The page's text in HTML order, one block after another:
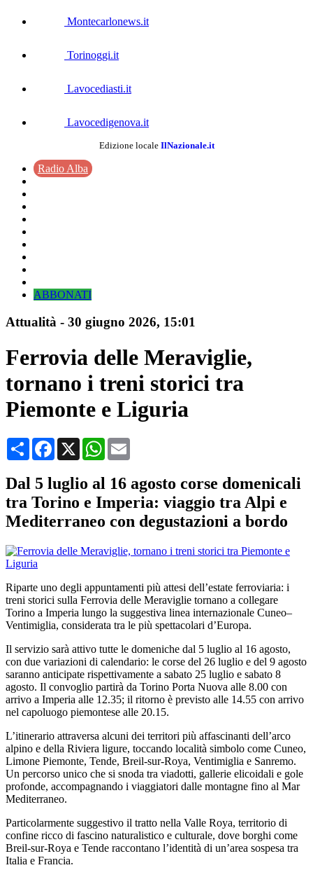
Montecarlonews.it
Torinoggi.it
Lavocediasti.it
Lavocedigenova.it
Edizione locale IlNazionale.it
Radio Alba
ABBONATI
Attualità - 30 giugno 2026, 15:01
Ferrovia delle Meraviglie,
tornano i treni storici tra
Piemonte e Liguria
CondividiFacebook
X WhatsApp
Dal 5 luglio al 16 agosto corse domenicali
tra Torino e Imperia: viaggio tra Alpi e
Mediterraneo con degustazioni a bordo
Riparte uno degli appuntamenti più attesi dell’estate ferroviaria: i
treni storici sulla Ferrovia delle Meraviglie tornano a collegare
Torino a Imperia lungo la suggestiva linea internazionale Cuneo–
Ventimiglia, considerata tra le più spettacolari d’Europa.
Il servizio sarà attivo tutte le domeniche dal 5 luglio al 16 agosto,
con due variazioni di calendario: le corse del 26 luglio e del 9 agosto
saranno anticipate rispettivamente a sabato 25 luglio e sabato 8
agosto. Il convoglio partirà da Torino Porta Nuova alle 8.00 con
arrivo a Imperia alle 12.35; il ritorno è previsto alle 14.55 con arrivo
nel capoluogo piemontese alle 20.15.
L’itinerario attraversa alcuni dei territori più affascinanti dell’arco
alpino e della Riviera ligure, toccando località simbolo come Cuneo,
Limone Piemonte, Tende, Breil-sur-Roya, Ventimiglia e Sanremo.
Un percorso unico che si snoda tra viadotti, gallerie elicoidali e gole
profonde, accompagnando i viaggiatori dalle montagne fino al Mar
Mediterraneo.
Particolarmente suggestivo il tratto nella Valle Roya, territorio di
confine ricco di fascino naturalistico e culturale, dove borghi come
Breil-sur-Roya e Tende raccontano l’identità di un’area sospesa tra
Italia e Francia.